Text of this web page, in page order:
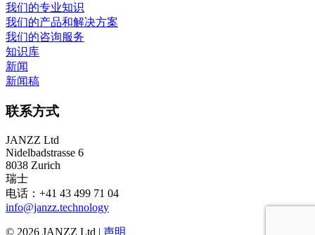
我们的专业知识
我们的产品和解决方案
我们的咨询服务
知识库
新闻
新闻稿
联系方式
JANZZ Ltd
Nidelbadstrasse 6
8038 Zurich
瑞士
电话：+41 43 499 71 04
info@janzz.technology
© 2026 JANZZ Ltd | 声明